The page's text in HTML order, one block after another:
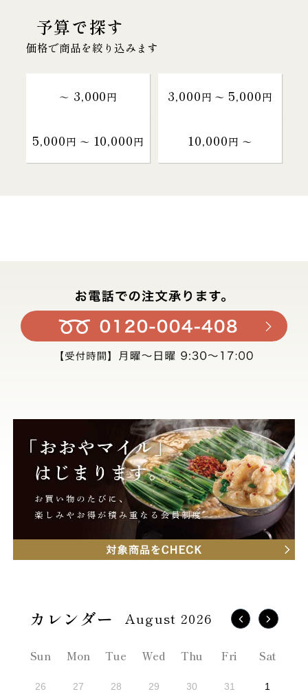
予算で探す
価格で商品を絞り込みます
～ 3,000円 3,000円 〜 5,000円
5,000円 〜 10,000円 10,000円 〜
August 2026
Sun Mon Tue Wed Thu Fri Sat
26 27 28 29 30 31 1